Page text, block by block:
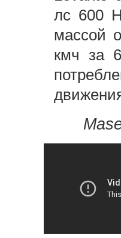
лс 600
массой
кмч за